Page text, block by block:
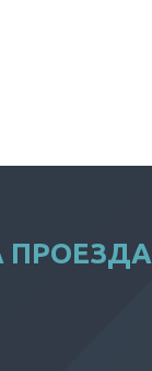
ПРОЕЗДА